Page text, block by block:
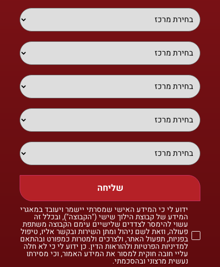
שליחה
ידוע לי כי המידע האישי שמסרתי יישמר ויעובד במאגרי
המידע של קבוצת הילוך שישי ("הקבוצה"), ובכלל זה
עשוי להימסר לצדדים שלישיים עימם הקבוצה משתפת
פעולה, וזאת לשם ניהול ומתן השירות ובקשר אליו, טיפול
בפניות, תפעול האתר, ולצרכים ולמטרות כמפורט ובהתאם
למדיניות הפרטיות ולהוראות הדין. כן ידוע לי כי לא חלה
עליי חובה חוקית למסור את המידע האמור, וכי מסירתו
נעשית מרצוני ובהסכמתי.